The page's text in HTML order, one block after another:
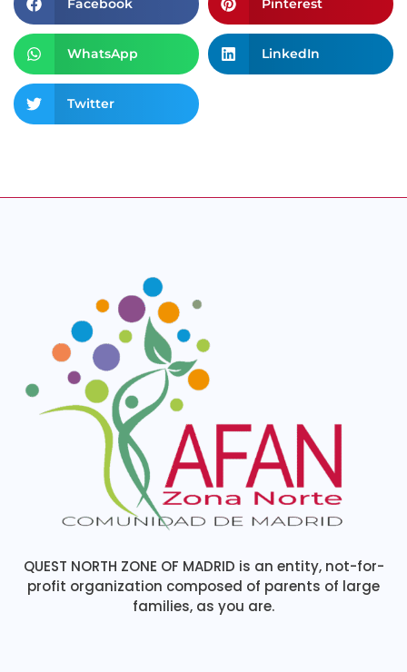
Facebook Pinterest
WhatsApp LinkedIn
Twitter
QUEST NORTH ZONE OF MADRID is an entity, not-for-
profit organization composed of parents of large
families, as you are.